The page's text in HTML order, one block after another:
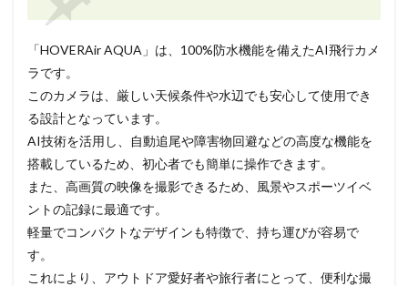
「HOVERAir AQUA」は、100%防水機能を備えたAI飛行カメ
ラです。
このカメラは、厳しい天候条件や水辺でも安心して使用でき
る設計となっています。
AI技術を活用し、自動追尾や障害物回避などの高度な機能を
搭載しているため、初心者でも簡単に操作できます。
また、高画質の映像を撮影できるため、風景やスポーツイベ
ントの記録に最適です。
軽量でコンパクトなデザインも特徴で、持ち運びが容易で
す。
これにより、アウトドア愛好者や旅行者にとって、便利な撮